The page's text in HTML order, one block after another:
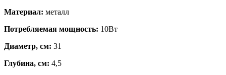
Материал: металл
Потребляемая мощность: 10Вт
Диаметр, см: 31
Глубина, см: 4,5